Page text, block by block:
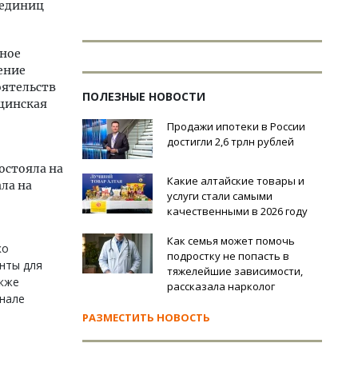
на
на
для
ПОЛЕЗНЫЕ НОВОСТИ
Продажи ипотеки в России
достигли 2,6 трлн рублей
Какие алтайские товары и
услуги стали самыми
качественными в 2026 году
Как семья может помочь
подростку не попасть в
тяжелейшие зависимости,
рассказала нарколог
РАЗМЕСТИТЬ НОВОСТЬ